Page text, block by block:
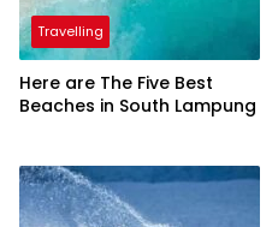
Travelling
Here are The Five Best
Beaches in South Lampung